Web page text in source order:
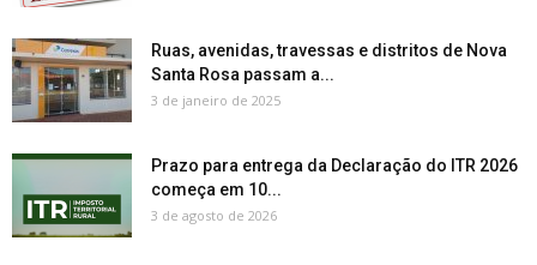
Ruas, avenidas, travessas e distritos de Nova
Santa Rosa passam a...
3 de janeiro de 2025
Prazo para entrega da Declaração do ITR 2026
começa em 10...
3 de agosto de 2026